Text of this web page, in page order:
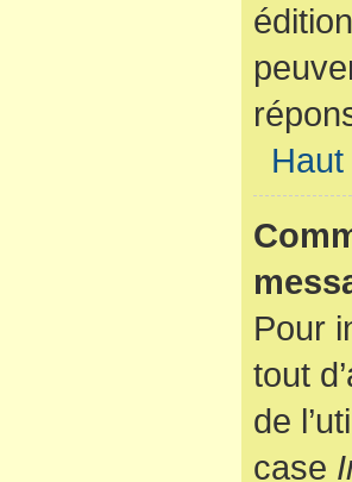
Haut
Pour
tout
de
case